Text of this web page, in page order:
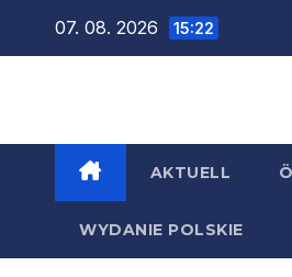
07. 08. 2026 15:22
AKTUELL
WYDANIE POLSKIE